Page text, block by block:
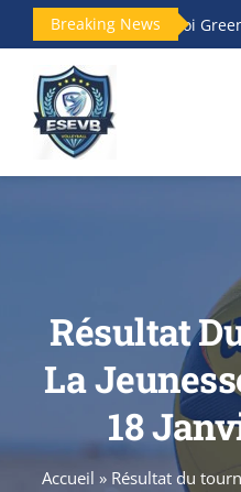
au
contenu
Breaking News
Tournoi Green
Les Équipes
Résultat
La
18
Accueil » Résultat du